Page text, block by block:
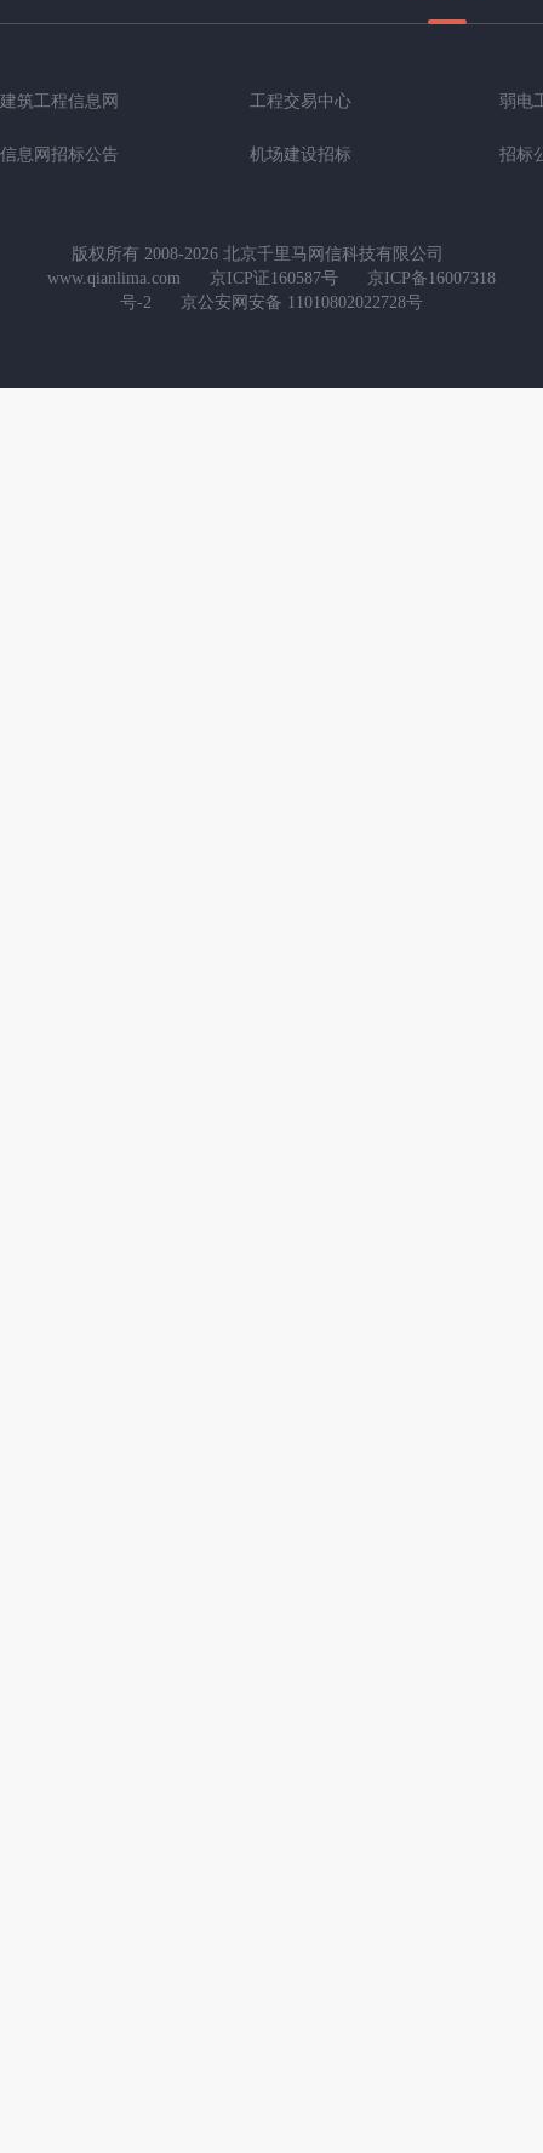
建筑工程信息网 工程交易中心 弱电
信息网招标公告 机场建设招标 招标
版权所有 2008-2026 北京千里马网信科技有限公司
www.qianlima.com
京ICP证160587号
京ICP备16007318
号-2
京公安网安备 11010802022728号